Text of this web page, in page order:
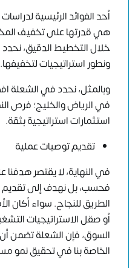
أحد الفوائد الرئيسية
هي قدرتها على تخفيف
خلال التخطيط الدقيق،
ونطور استراتيجيات لتخفيفها.
وبالمثل، نحدد في
في الرياض والخليج؛ فرص
استثمارات استراتيجية بثقة.
تقديم توصيات عملية
في النهاية، لا يقتصر
فحسب، بل نهدف إلى تقديم
الطريق للنجاح. سواء أكان
أو صقل الاستراتيجيات
السوق، فإن الشعلة تضمن
الخاصة بنا في تحقيق نمو